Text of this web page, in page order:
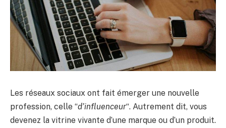
Les réseaux sociaux ont fait émerger une nouvelle
profession, celle “d’influenceur“. Autrement dit, vous
devenez la vitrine vivante d’une marque ou d’un produit.